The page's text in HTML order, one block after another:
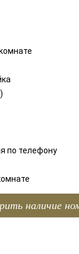
по телефону
наличие